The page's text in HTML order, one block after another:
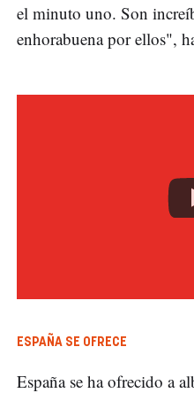
el minuto uno. Son
enhorabuena por ellos",
ESPAÑA SE OFRECE
España se ha ofrecido a